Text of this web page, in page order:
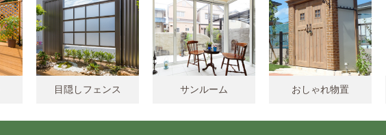
目隠しフェンス サンルーム おしゃれ物置